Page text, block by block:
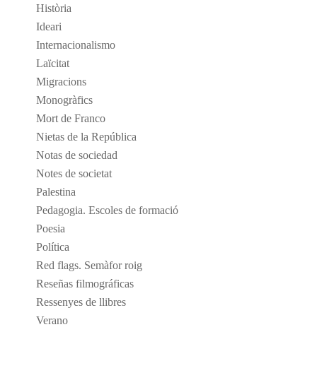
Història
Ideari
Internacionalismo
Laïcitat
Migracions
Monogràfics
Mort de Franco
Nietas de la República
Notas de sociedad
Notes de societat
Palestina
Pedagogia. Escoles de formació
Poesia
Política
Red flags. Semàfor roig
Reseñas filmográficas
Ressenyes de llibres
Verano